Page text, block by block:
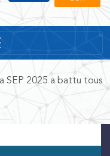
SEP 2025 a battu tous